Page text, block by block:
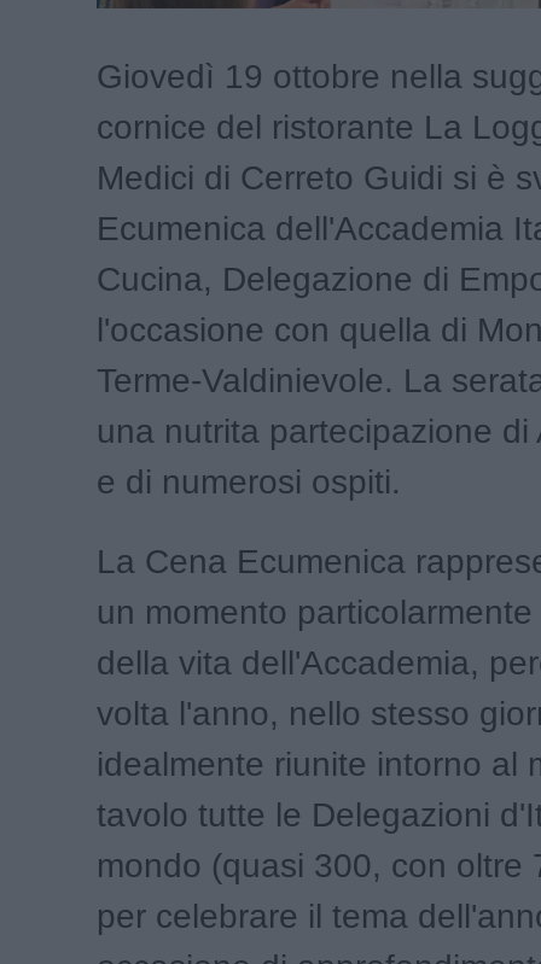
Giovedì 19 ottobre nella
cornice del ristorante La
Medici di Cerreto Guidi si è
Ecumenica dell'Accademia
Cucina, Delegazione di
l'occasione con quella di
Terme-Valdinievole. La
una nutrita partecipazione di
e di numerosi ospiti.
La Cena Ecumenica
un momento
della vita dell'Accademia,
volta l'anno, nello stesso
idealmente riunite intorno al
tavolo tutte le Delegazioni
mondo (quasi 300, con oltre
per celebrare il tema